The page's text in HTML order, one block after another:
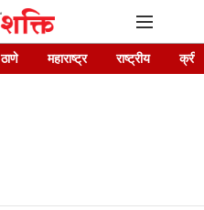
ठाणे महाराष्ट्र राष्ट्रीय